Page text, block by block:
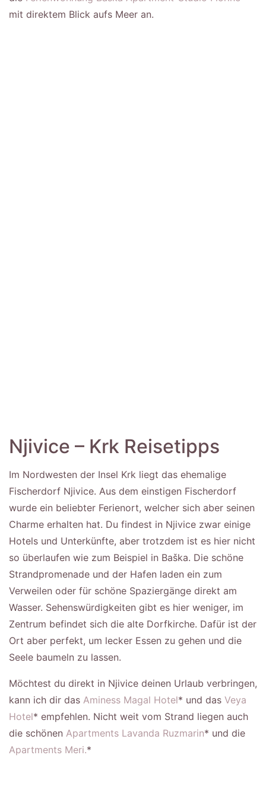
mit direktem Blick aufs Meer an.
Njivice – Krk Reisetipps
Im Nordwesten der Insel Krk liegt das ehemalige
Fischerdorf Njivice. Aus dem einstigen Fischerdorf
wurde ein beliebter Ferienort, welcher sich aber seinen
Charme erhalten hat. Du findest in Njivice zwar einige
Hotels und Unterkünfte, aber trotzdem ist es hier nicht
so überlaufen wie zum Beispiel in Baška. Die schöne
Strandpromenade und der Hafen laden ein zum
Verweilen oder für schöne Spaziergänge direkt am
Wasser. Sehenswürdigkeiten gibt es hier weniger, im
Zentrum befindet sich die alte Dorfkirche. Dafür ist der
Ort aber perfekt, um lecker Essen zu gehen und die
Seele baumeln zu lassen.
Möchtest du direkt in Njivice deinen Urlaub verbringen,
kann ich dir das Aminess Magal Hotel* und das Veya
Hotel* empfehlen. Nicht weit vom Strand liegen auch
die schönen Apartments Lavanda Ruzmarin* und die
Apartments Meri.*